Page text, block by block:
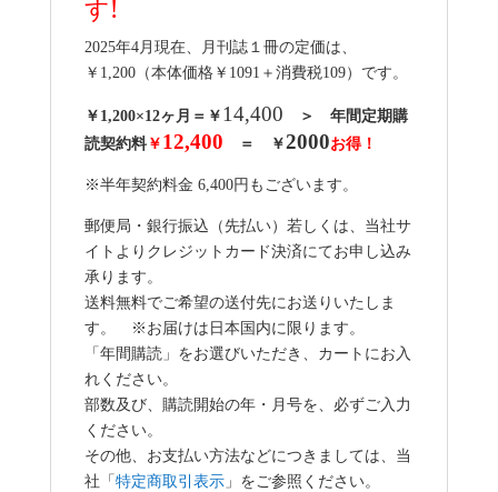
す!
2025年4月現在、月刊誌１冊の定価は、
￥1,200（本体価格￥1091＋消費税109）です。
￥1,200×12ヶ月＝￥ 14,400 ＞ 年間定期購
読契約料￥ 12,400 ＝ ￥2000お得！
※半年契約料金 6,400円もございます。
郵便局・銀行振込（先払い）若しくは、当社サ
イトよりクレジットカード決済にてお申し込み
承ります。
送料無料でご希望の送付先にお送りいたしま
す。 ※お届けは日本国内に限ります。
「年間購読」をお選びいただき、カートにお入
れください。
部数及び、購読開始の年・月号を、必ずご入力
ください。
その他、お支払い方法などにつきましては、当
社「 特定商取引表示」をご参照ください。